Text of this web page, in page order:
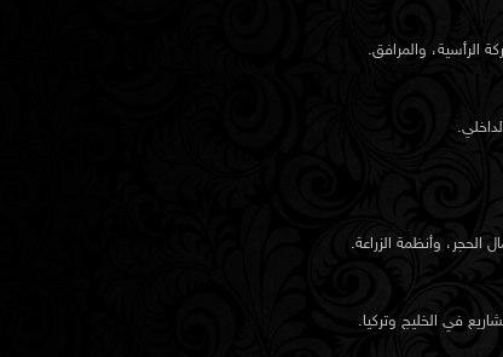
الرأسية، والمرافق.
الحجر، وأنظمة الزراعة.
في الخليج وتركيا.